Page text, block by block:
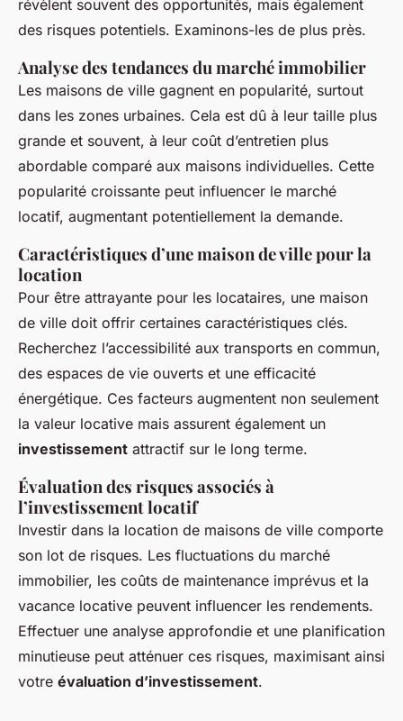
révèlent souvent des opportunités, mais également
des risques potentiels. Examinons-les de plus près.
Analyse des tendances du marché immobilier
Les maisons de ville gagnent en popularité, surtout
dans les zones urbaines. Cela est dû à leur taille plus
grande et souvent, à leur coût d’entretien plus
abordable comparé aux maisons individuelles. Cette
popularité croissante peut influencer le marché
locatif, augmentant potentiellement la demande.
Caractéristiques d’une maison de ville pour la
location
Pour être attrayante pour les locataires, une maison
de ville doit offrir certaines caractéristiques clés.
Recherchez l’accessibilité aux transports en commun,
des espaces de vie ouverts et une efficacité
énergétique. Ces facteurs augmentent non seulement
la valeur locative mais assurent également un
investissement attractif sur le long terme.
Évaluation des risques associés à
l’investissement locatif
Investir dans la location de maisons de ville comporte
son lot de risques. Les fluctuations du marché
immobilier, les coûts de maintenance imprévus et la
vacance locative peuvent influencer les rendements.
Effectuer une analyse approfondie et une planification
minutieuse peut atténuer ces risques, maximisant ainsi
votre évaluation d’investissement.